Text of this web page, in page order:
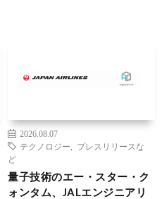
2026.08.07
テクノロジー
プレスリリースな
ど
量子技術のエー・スター・ク
ォンタム、JALエンジニアリ